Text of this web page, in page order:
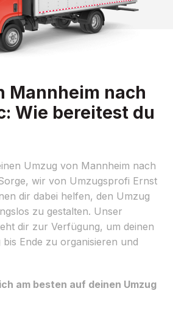
Mannheim nach
Wie bereitest du
Umzug von Mannheim nach
wir von Umzugsprofi Ernst
dir dabei helfen, den Umzug
zu gestalten. Unser
dir zur Verfügung, um deinen
Ende zu organisieren und
am besten auf deinen Umzug